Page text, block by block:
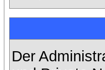
Der